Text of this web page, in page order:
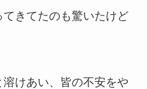
てきてたのも驚いたけど
けあい、皆の不安をや